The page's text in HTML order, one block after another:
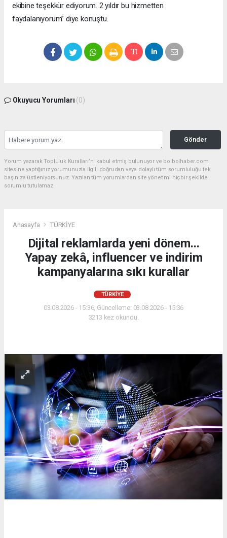
ekibine teşekkür ediyorum. 2 yıldır bu hizmetten
faydalanıyorum” diye konuştu.
Okuyucu Yorumları (0)
Gönder
Yorum yazarak Topluluk Kuralları’nı kabul etmiş bulunuyor ve bolbolhaber.com
sitesine yaptığınız yorumunuzla ilgili doğrudan veya dolaylı tüm sorumluluğu tek
başınıza üstleniyorsunuz. Yazılan tüm yorumlardan site yönetimi hiçbir şekilde
sorumlu tutulamaz.
Anasayfa TÜRKİYE
Dijital reklamlarda yeni dönem...
Yapay zekâ, influencer ve indirim
kampanyalarına sıkı kurallar
TÜRKİYE
03.08.2026 - 15:36, Güncelleme: 03.08.2026 - 15:36
3213 kez okundu.